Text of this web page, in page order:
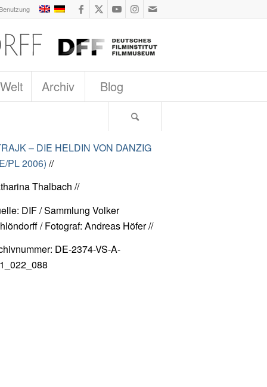
Archiv Blog
– DIE HELDIN VON DANZIG
PL 2006) //
Thalbach //
DIF / Sammlung Volker
/ Fotograf: Andreas Höfer //
DE-2374-VS-A-